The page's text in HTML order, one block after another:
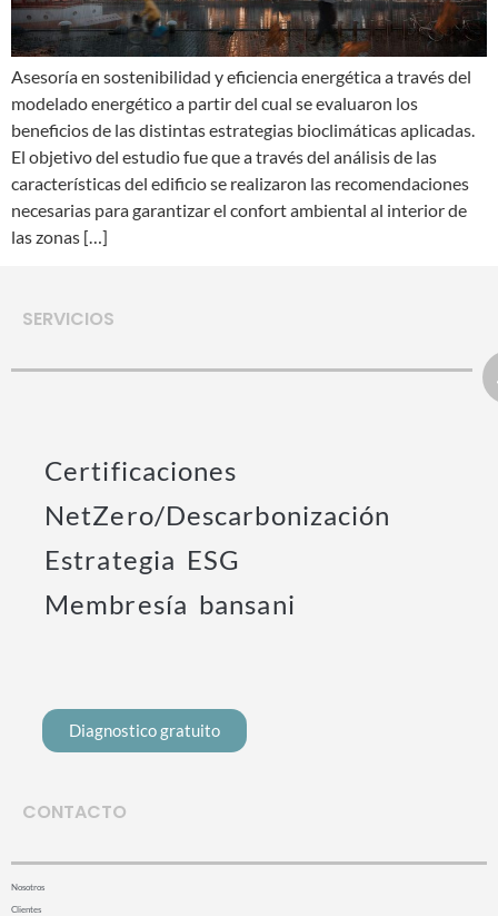
Asesoría en sostenibilidad y eficiencia energética a través del
modelado energético a partir del cual se evaluaron los
beneficios de las distintas estrategias bioclimáticas aplicadas.
El objetivo del estudio fue que a través del análisis de las
características del edificio se realizaron las recomendaciones
necesarias para garantizar el confort ambiental al interior de
las zonas […]
SERVICIOS
Certificaciones
NetZero/Descarbonización
Estrategia ESG
Membresía bansani
Diagnostico gratuito
CONTACTO
Nosotros
Clientes